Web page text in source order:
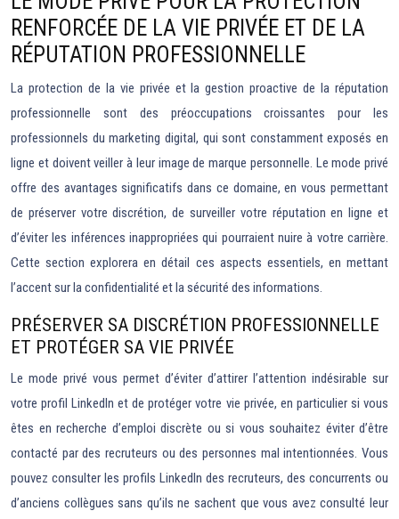
RENFORCÉE DE LA VIE PRIVÉE ET DE LA
RÉPUTATION PROFESSIONNELLE
La protection de la vie privée et la gestion proactive de la réputation
professionnelle sont des préoccupations croissantes pour les
professionnels du marketing digital, qui sont constamment exposés en
ligne et doivent veiller à leur image de marque personnelle. Le mode privé
offre des avantages significatifs dans ce domaine, en vous permettant
de préserver votre discrétion, de surveiller votre réputation en ligne et
d’éviter les inférences inappropriées qui pourraient nuire à votre carrière.
Cette section explorera en détail ces aspects essentiels, en mettant
l’accent sur la confidentialité et la sécurité des informations.
PRÉSERVER SA DISCRÉTION PROFESSIONNELLE
ET PROTÉGER SA VIE PRIVÉE
Le mode privé vous permet d’éviter d’attirer l’attention indésirable sur
votre profil LinkedIn et de protéger votre vie privée, en particulier si vous
êtes en recherche d’emploi discrète ou si vous souhaitez éviter d’être
contacté par des recruteurs ou des personnes mal intentionnées. Vous
pouvez consulter les profils LinkedIn des recruteurs, des concurrents ou
d’anciens collègues sans qu’ils ne sachent que vous avez consulté leur